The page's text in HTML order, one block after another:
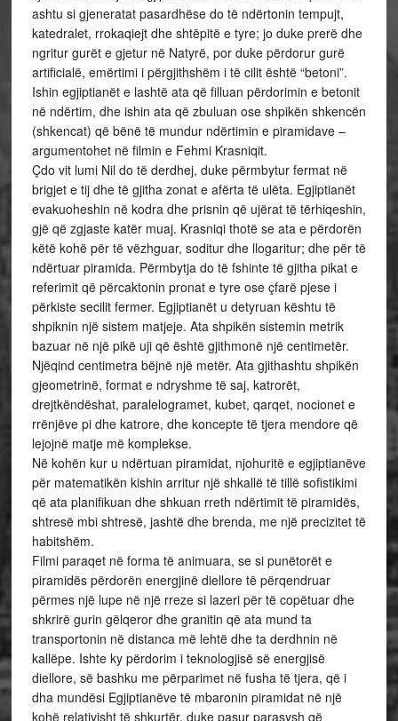
ashtu si gjeneratat pasardhëse do të ndërtonin tempujt,
katedralet, rrokaqiejt dhe shtëpitë e tyre; jo duke prerë dhe
ngritur gurët e gjetur në Natyrë, por duke përdorur gurë
artificialë, emërtimi i përgjithshëm i të cilit është “betoni”.
Ishin egjiptianët e lashtë ata që filluan përdorimin e betonit
në ndërtim, dhe ishin ata që zbuluan ose shpikën shkencën
(shkencat) që bënë të mundur ndërtimin e piramidave –
argumentohet në filmin e Fehmi Krasniqit.
Çdo vit lumi Nil do të derdhej, duke përmbytur fermat në
brigjet e tij dhe të gjitha zonat e afërta të ulëta. Egjiptianët
evakuoheshin në kodra dhe prisnin që ujërat të tërhiqeshin,
gjë që zgjaste katër muaj. Krasniqi thotë se ata e përdorën
këtë kohë për të vëzhguar, soditur dhe llogaritur; dhe për të
ndërtuar piramida. Përmbytja do të fshinte të gjitha pikat e
referimit që përcaktonin pronat e tyre ose çfarë pjese i
përkiste secilit fermer. Egjiptianët u detyruan kështu të
shpiknin një sistem matjeje. Ata shpikën sistemin metrik
bazuar në një pikë uji që është gjithmonë një centimetër.
Njëqind centimetra bëjnë një metër. Ata gjithashtu shpikën
gjeometrinë, format e ndryshme të saj, katrorët,
drejtkëndëshat, paralelogramet, kubet, qarqet, nocionet e
rrënjëve pi dhe katrore, dhe koncepte të tjera mendore që
lejojnë matje më komplekse.
Në kohën kur u ndërtuan piramidat, njohuritë e egjiptianëve
për matematikën kishin arritur një shkallë të tillë sofistikimi
që ata planifikuan dhe shkuan rreth ndërtimit të piramidës,
shtresë mbi shtresë, jashtë dhe brenda, me një precizitet të
habitshëm.
Filmi paraqet në forma të animuara, se si punëtorët e
piramidës përdorën energjinë diellore të përqendruar
përmes një lupe në një rreze si lazeri për të copëtuar dhe
shkrirë gurin gëlqeror dhe granitin që ata mund ta
transportonin në distanca më lehtë dhe ta derdhnin në
kallëpe. Ishte ky përdorim i teknologjisë së energjisë
diellore, së bashku me përparimet në fusha të tjera, që i
dha mundësi Egjiptianëve të mbaronin piramidat në një
kohë relativisht të shkurtër, duke pasur parasysh që